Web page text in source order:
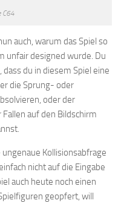
C64
auch, warum das Spiel so
unfair designed wurde. Du
du in diesem Spiel eine
die Sprung- oder
oder der
auf den Bildschirm
Kollisionsabfrage
nicht auf die Eingabe
auch heute noch einen
geopfert, will